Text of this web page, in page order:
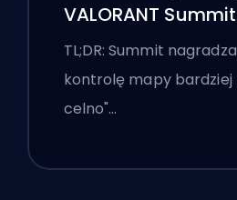
VALORANT
agenci, wezwania
TL;DR: Summit
kontrolę mapy bardziej
celno"…